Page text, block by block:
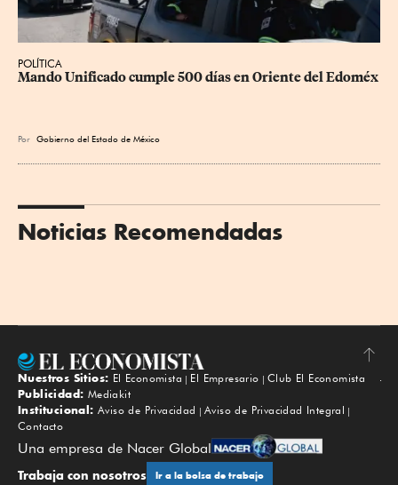
POLÍTICA
Mando Unificado cumple 500 días en Oriente del Edoméx
Por Gobierno del Estado de México
Noticias Recomendadas
Subir
Nuestros Sitios: El Economista El Empresario
Club El Economista
Publicidad: Mediakit
Institucional: Aviso de Privacidad
Aviso de Privacidad Integral
Contacto
Una empresa de Nacer Global
Trabaja con nosotros Ir a la bolsa de trabajo